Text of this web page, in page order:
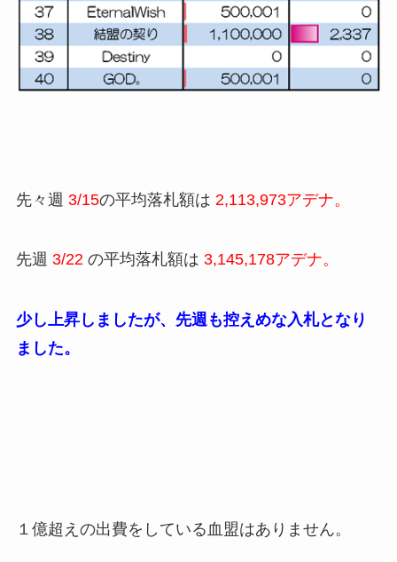
先々週 3/15の平均落札額は 2,113,973アデナ。
先週 3/22 の平均落札額は 3,145,178アデナ。
少し上昇しましたが、先週も控えめな入札となり
ました。
１億超えの出費をしている血盟はありません。